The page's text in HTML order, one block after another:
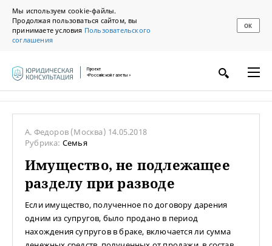
Мы используем cookie-файлы.
Продолжая пользоваться сайтом, вы
принимаете условия Пользовательского
соглашения
ОК
Проект
«Российской газеты»
А. Федоров (Москва) 14.05.2018
Рубрика: Семья
Имущество, не подлежащее
разделу при разводе
Если имущество, полученное по договору дарения
одним из супругов, было продано в период
нахождения супругов в браке, включается ли сумма